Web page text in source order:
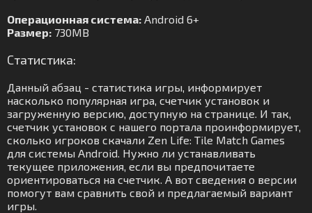
Операционная система: Android 6+
Размер: 730MB
Статистика:
Данный абзац - статистика игры, информирует
насколько популярная игра, счетчик установок и
загруженную версию, доступную на странице. И так,
счетчик установок с нашего портала проинформирует,
сколько игроков скачали Zen Life: Tile Match Games
для системы Android. Нужно ли устанавливать
текущее приложения, если вы предпочитаете
ориентироваться на счетчик. А вот сведения о версии
помогут вам сравнить свой и предлагаемый вариант
игры.